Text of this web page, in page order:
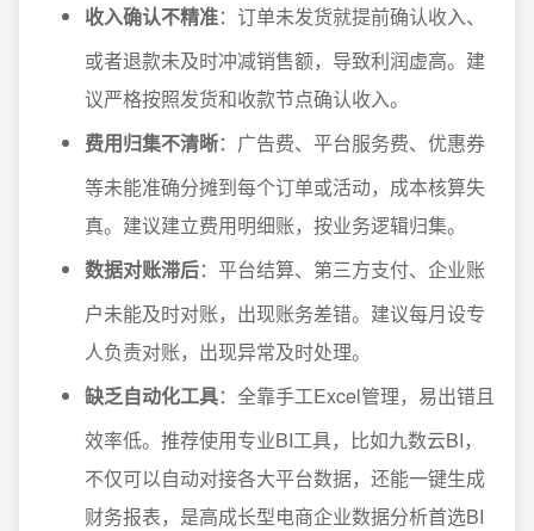
收入确认不精准：订单未发货就提前确认收入、
或者退款未及时冲减销售额，导致利润虚高。建
议严格按照发货和收款节点确认收入。
费用归集不清晰：广告费、平台服务费、优惠券
等未能准确分摊到每个订单或活动，成本核算失
真。建议建立费用明细账，按业务逻辑归集。
数据对账滞后：平台结算、第三方支付、企业账
户未能及时对账，出现账务差错。建议每月设专
人负责对账，出现异常及时处理。
缺乏自动化工具：全靠手工Excel管理，易出错且
效率低。推荐使用专业BI工具，比如九数云BI，
不仅可以自动对接各大平台数据，还能一键生成
财务报表，是高成长型电商企业数据分析首选BI